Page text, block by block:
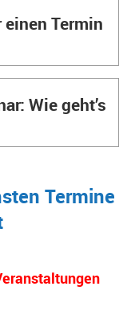
Termin
Wie geht’s
Termine